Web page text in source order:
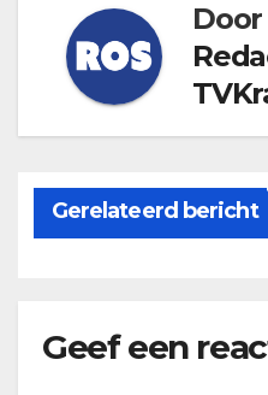
Door
Gerelateerd bericht
Geef een